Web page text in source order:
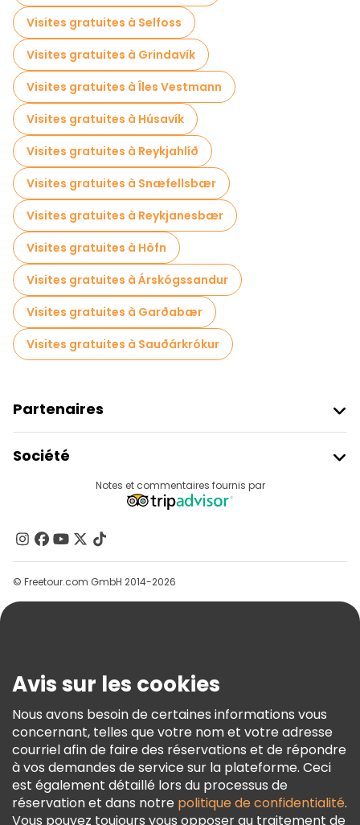
Visites gratuites à Selfoss
Visites gratuites à Grindavík
Visites gratuites à Îles Vestmann
Visites gratuites à Húsavík
Visites gratuites à Reykjahlíð
Visites gratuites à Snæfellsbær
Visites gratuites à Reykjanesbær
Visites gratuites à Höfn
Visites gratuites à Árskógssandur
Visites gratuites à Garðabær
Visites gratuites à Sauðárkrókur
Partenaires
Connexion Du Fournisseur
Programme D’affiliation
Société
Contactez-Nous
Groupes
Aide
Conditions Générales Et Mentions Légales
Politique En Matière De Cookies
Freetour Prix
Programme De Fidélité
Notes et commentaires fournis par
© Freetour.com GmbH 2014-2026
Avis sur les cookies
Nous avons besoin de certaines informations vous
concernant, telles que votre nom et votre adresse
courriel afin de faire des réservations et de répondre
à vos demandes de service sur la plateforme. Ceci
est également détaillé lors du processus de
réservation et dans notre politique de confidentialité.
Vous pouvez toujours vous opposer au traitement de